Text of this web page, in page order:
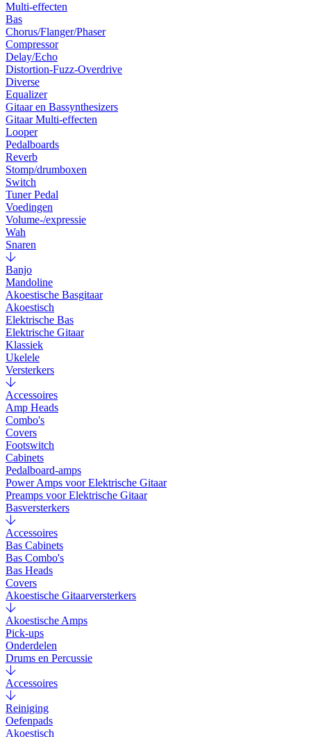
Multi-effecten
Bas
Chorus/Flanger/Phaser
Compressor
Delay/Echo
Distortion-Fuzz-Overdrive
Diverse
Equalizer
Gitaar en Bassynthesizers
Gitaar Multi-effecten
Looper
Pedalboards
Reverb
Stomp/drumboxen
Switch
Tuner Pedal
Voedingen
Volume-/expressie
Wah
Snaren
Banjo
Mandoline
Akoestische Basgitaar
Akoestisch
Elektrische Bas
Elektrische Gitaar
Klassiek
Ukelele
Versterkers
Accessoires
Amp Heads
Combo's
Covers
Footswitch
Cabinets
Pedalboard-amps
Power Amps voor Elektrische Gitaar
Preamps voor Elektrische Gitaar
Basversterkers
Accessoires
Bas Cabinets
Bas Combo's
Bas Heads
Covers
Akoestische Gitaarversterkers
Akoestische Amps
Pick-ups
Onderdelen
Drums en Percussie
Accessoires
Reiniging
Oefenpads
Akoestisch